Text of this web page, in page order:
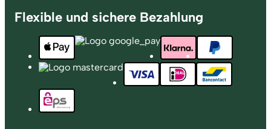
Flexible und sichere Bezahlung